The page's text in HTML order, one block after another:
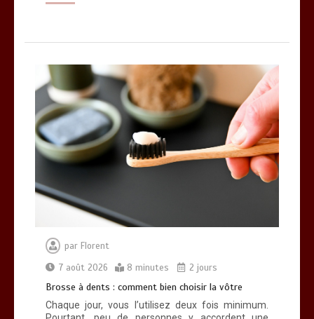
par Florent
7 août 2026
8 minutes 2 jours
Brosse à dents : comment bien choisir la vôtre
Chaque jour, vous l’utilisez deux fois minimum.